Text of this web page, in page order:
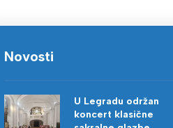
Novosti
U Legradu održan
koncert klasične